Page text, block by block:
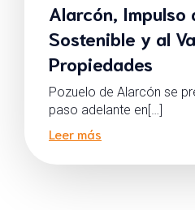
Alarcón, Impulso
Sostenible y al
Propiedades
Pozuelo de Alarcón se
paso adelante en[…]
Leer más